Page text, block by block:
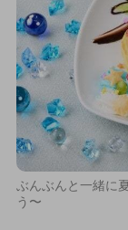
ぶんぶんと一緒に
う〜